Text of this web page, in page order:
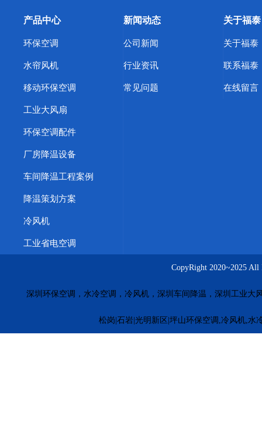
产品中心
环保空调
水帘风机
移动环保空调
工业大风扇
环保空调配件
厂房降温设备
车间降温工程案例
降温策划方案
冷风机
工业省电空调
新闻动态
公司新闻
行业资讯
常见问题
关于福泰
关于福泰
联系福泰
在线留言
CopyRight 2020~2025
深圳环保空调，水冷空调，冷风机，深圳车间降温，深圳工业大
松岗|石岩|光明新区|坪山环保空调,冷风机,水